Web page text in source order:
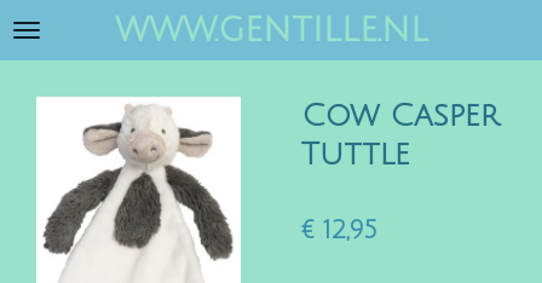
Ga
hoofdinhoud
www.gentille.nl
Cow Casper
Tuttle
€ 12,95